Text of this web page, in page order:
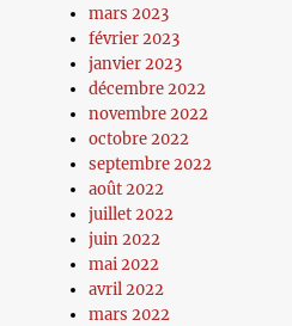
mars 2023
février 2023
janvier 2023
décembre 2022
novembre 2022
octobre 2022
septembre 2022
août 2022
juillet 2022
juin 2022
mai 2022
avril 2022
mars 2022